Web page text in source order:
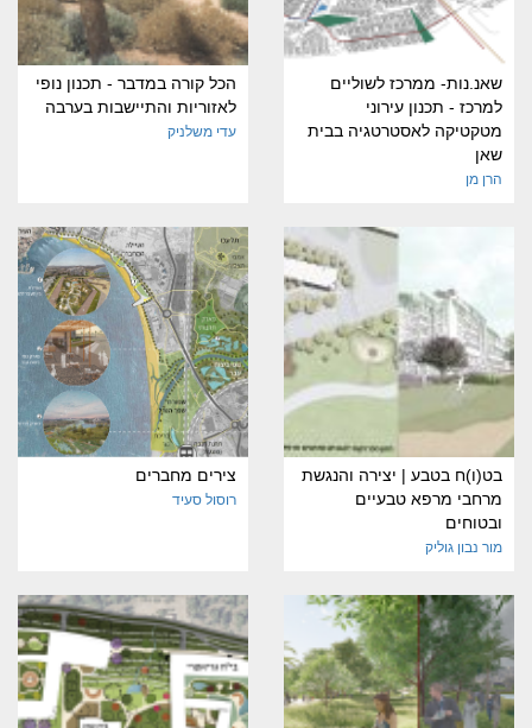
שאנ.נות- ממרכז לשוליים
למרכז - תכנון עירוני
מטקטיקה לאסטרטגיה בבית
שאן
הרן מן
הכל קורה במדבר - תכנון נופי
לאזוריות והתיישבות בערבה
עדי משלניק
בט(ו)ח בטבע | יצירה והנגשת
מרחבי מרפא טבעיים
ובטוחים
מור נבון גוליק
צירים מחברים
רוסול סעיד